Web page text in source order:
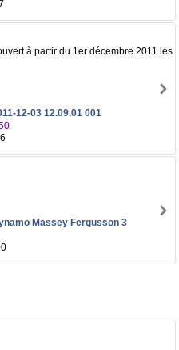
à partir du 1er décembre 2011 les
12-03 12.09.01 001
Massey Fergusson 3